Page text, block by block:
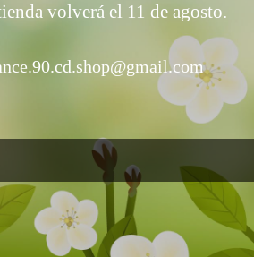
volverá el 11 de agosto.